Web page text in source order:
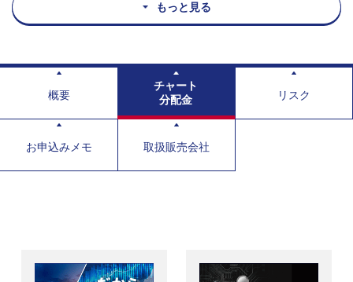
もっと見る
概要
チャート
分配金
リスク
お申込みメモ 取扱販売会社